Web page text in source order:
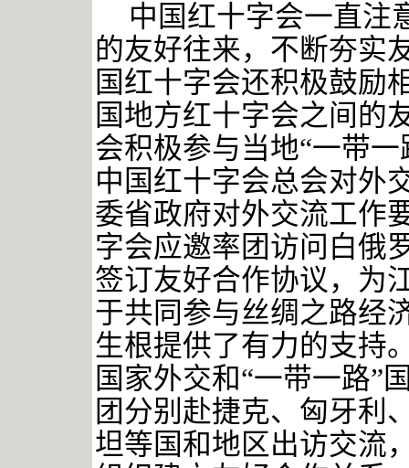
中国红十字会一直注
的友好往来，不断夯实
国红十字会还积极鼓励
国地方红十字会之间的
会积极参与当地“一带
中国红十字会总会对外
委省政府对外交流工作
字会应邀率团访问白俄
签订友好合作协议，为
于共同参与丝绸之路经
生根提供了有力的支持
国家外交和“一带一路”
团分别赴捷克、匈牙利
坦等国和地区出访交流